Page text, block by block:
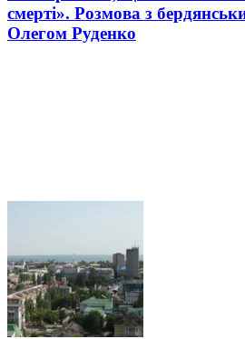
смерті». Розмова з
Олегом Руденко